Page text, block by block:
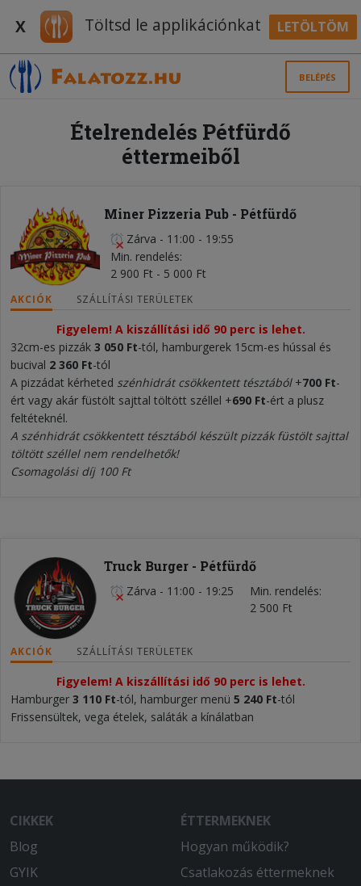
X Töltsd le applikációnkat LETÖLTÖM
BELÉPÉS
Ételrendelés Pétfürdő
éttermeiből
Miner Pizzeria Pub - Pétfürdő
Zárva - 11:00 - 19:55
Min. rendelés
2 900 Ft - 5 000 Ft
AKCIÓK SZÁLLÍTÁSI TERÜLETEK
Figyelem! A kiszállítási idő 90 perc is lehet.
32cm-es pizzák 3 050 Ft-tól, hamburgerek 15cm-es hússal és
bucival 2 360 Ft-tól
A pizzádat kérheted szénhidrát csökkentett tésztából +700 Ft-
ért vagy akár füstölt sajttal töltött széllel +690 Ft-ért a plusz
feltéteknél.
A szénhidrát csökkentett tésztából készült pizzák füstölt sajttal
töltött széllel nem rendelhetők!
Csomagolási díj 100 Ft
Truck Burger - Pétfürdő
Zárva - 11:00 - 19:25
Min. rendelés
2 500 Ft
AKCIÓK SZÁLLÍTÁSI TERÜLETEK
Figyelem! A kiszállítási idő 90 perc is lehet.
Hamburger 3 110 Ft-tól, hamburger menü 5 240 Ft-tól
Frissensültek, vega ételek, saláták a kínálatban
CIKKEK
Blog
GYIK
ÉTTERMEKNEK
Hogyan működik?
Csatlakozás éttermeknek